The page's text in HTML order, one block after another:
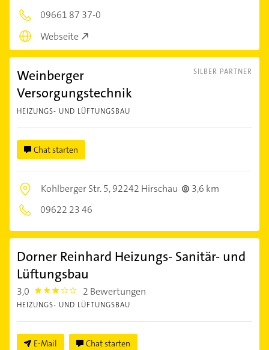
09661 87 37-0
Webseite
SILBER PARTNER
Weinberger
Versorgungstechnik
HEIZUNGS- UND LÜFTUNGSBAU
Chat starten
Kohlberger Str. 5,92242 Hirschau
3,6 km
09622 23 46
Dorner Reinhard Heizungs- Sanitär- und
Lüftungsbau
3,0 3.0 2 Bewertungen
HEIZUNGS- UND LÜFTUNGSBAU
E-Mail Chat starten